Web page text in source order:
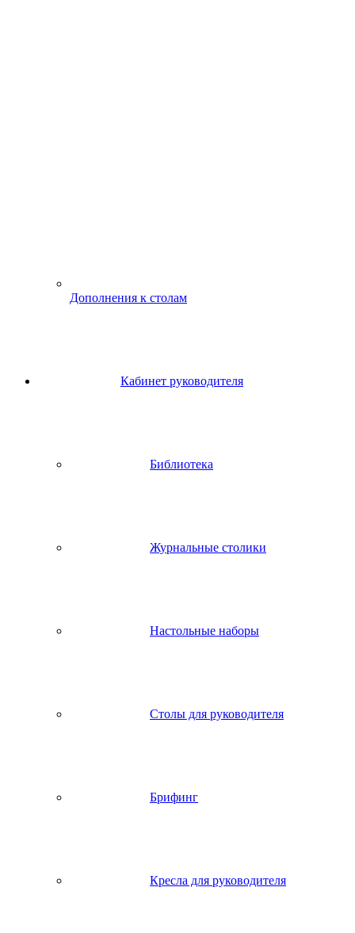
Дополнения к столам
Кабинет руководителя
Библиотека
Журнальные столики
Настольные наборы
Столы для руководителя
Брифинг
Кресла для руководителя